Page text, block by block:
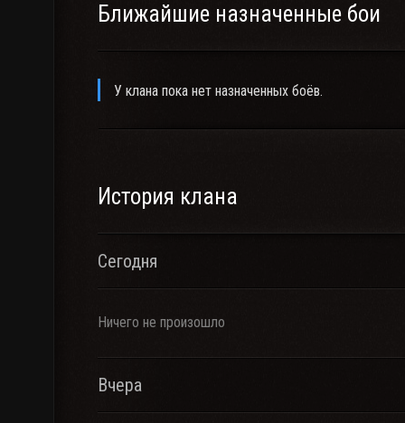
Ближайшие назначенные бои
У клана пока нет назначенных боёв.
История клана
Сегодня
Ничего не произошло
Вчера